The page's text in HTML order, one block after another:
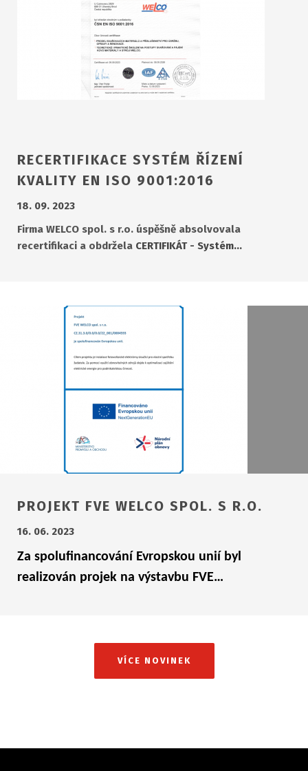
RECERTIFIKACE SYSTÉM ŘÍZENÍ
KVALITY EN ISO 9001:2016
18. 09. 2023
Firma WELCO spol. s r.o. úspěšně absolvovala
recertifikaci a obdržela CERTIFIKÁT - Systém…
PROJEKT FVE WELCO SPOL. S R.O.
16. 06. 2023
Za spolufinancování Evropskou unií byl
realizován projek na výstavbu FVE…
VÍCE NOVINEK